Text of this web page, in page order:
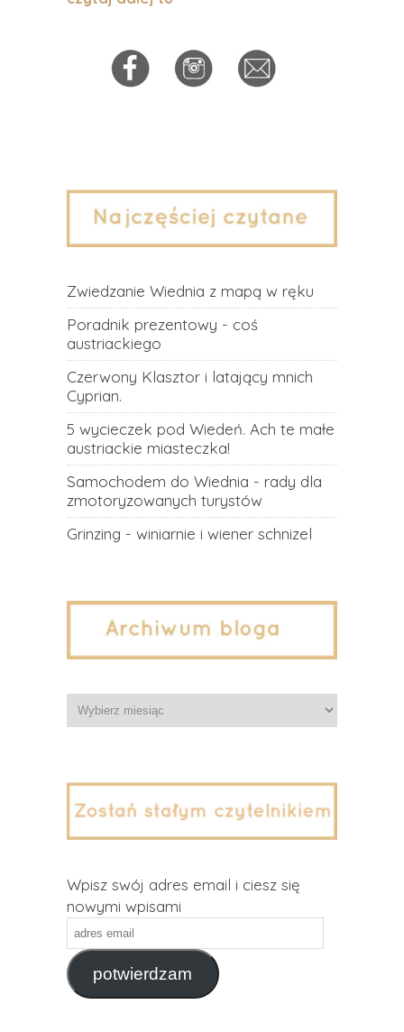
Zwiedzanie Wiednia z mapą w ręku
Poradnik prezentowy - coś
austriackiego
Czerwony Klasztor i latający mnich
Cyprian.
5 wycieczek pod Wiedeń. Ach te małe
austriackie miasteczka!
Samochodem do Wiednia - rady dla
zmotoryzowanych turystów
Grinzing - winiarnie i wiener schnizel
Archiwa
Wpisz swój adres email i ciesz się
nowymi wpisami
adres
email
potwierdzam